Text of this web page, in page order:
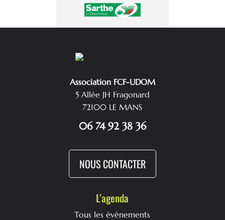
Association FCF-UDOM
5 Allée JH Fragonard
72100 LE MANS
06 74 92 38 36
NOUS CONTACTER
L’agenda
Tous les évènements